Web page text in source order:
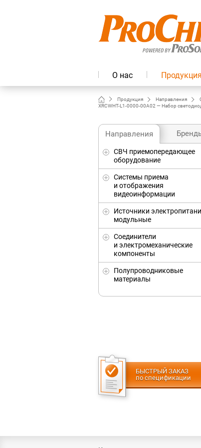
О нас Продукция
Продукция Направления
XRCWHT-L1-0000-00A02 — Набор
Направления
СВЧ приемопередающее
оборудование
Системы приема
и отображения
видеоинформации
Источники
модульные
Соединители
и электромеханические
компоненты
Полупроводниковые
материалы
БЫСТРЫЙ ЗАКАЗ
по спецификации